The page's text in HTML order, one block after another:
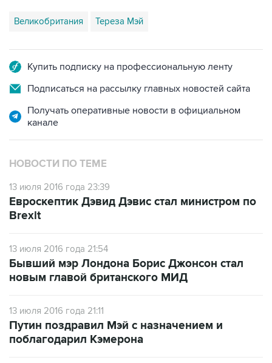
Великобритания Тереза Мэй
Купить подписку на профессиональную ленту
Подписаться на рассылку главных новостей сайта
Получать оперативные новости в официальном
канале
НОВОСТИ ПО ТЕМЕ
13 июля 2016 года 23:39
Евроскептик Дэвид Дэвис стал министром по
Brexit
13 июля 2016 года 21:54
Бывший мэр Лондона Борис Джонсон стал
новым главой британского МИД
13 июля 2016 года 21:11
Путин поздравил Мэй с назначением и
поблагодарил Кэмерона